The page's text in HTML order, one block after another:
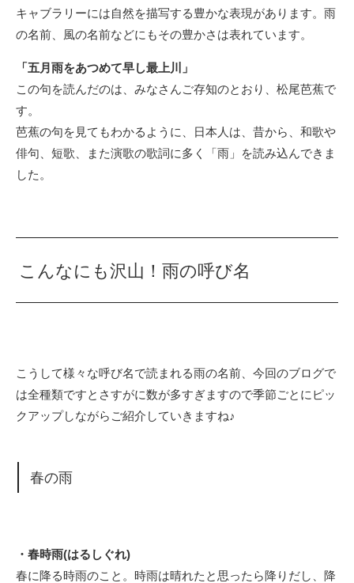
キャブラリーには自然を描写する豊かな表現があります。雨
の名前、風の名前などにもその豊かさは表れています。
「五月雨をあつめて早し最上川」
この句を読んだのは、みなさんご存知のとおり、松尾芭蕉で
す。
芭蕉の句を見てもわかるように、日本人は、昔から、和歌や
俳句、短歌、また演歌の歌詞に多く「雨」を読み込んできま
した。
こんなにも沢山！雨の呼び名
こうして様々な呼び名で読まれる雨の名前、今回のブログで
は全種類ですとさすがに数が多すぎますので季節ごとにピッ
クアップしながらご紹介していきますね♪
春の雨
・春時雨(はるしぐれ)
春に降る時雨のこと。時雨は晴れたと思ったら降りだし、降